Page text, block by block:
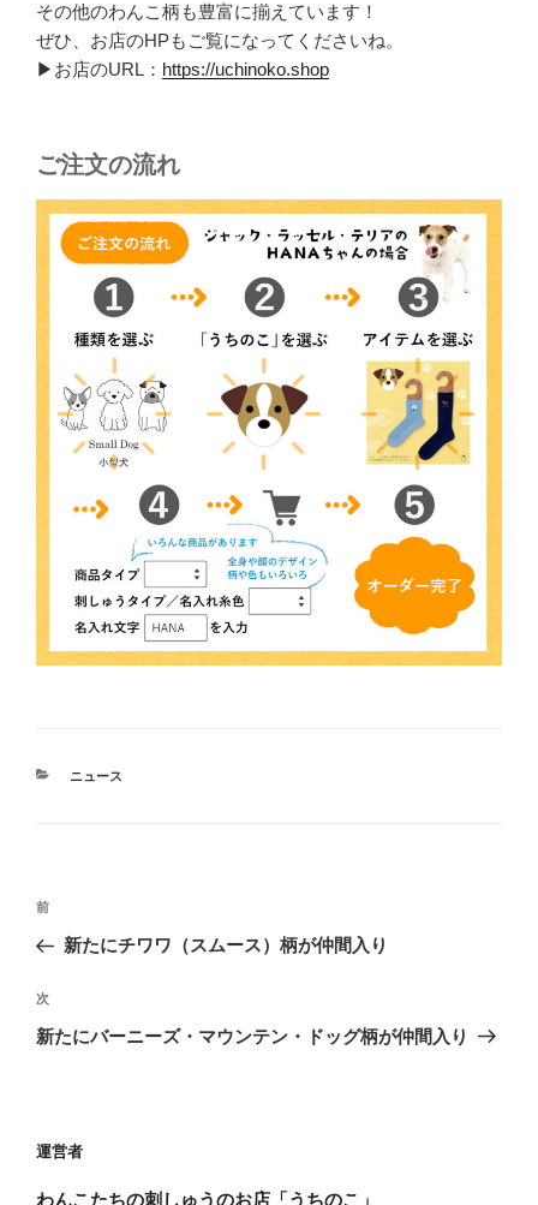
その他のわんこ柄も豊富に揃えています！
ぜひ、お店のHPもご覧になってくださいね。
▶お店のURL： https://uchinoko.shop
ご注文の流れ
カ
ニュース
投
ナ
ビ
ゲ
ン
前
の
稿
前
新たにチワワ（スムース）柄が仲間入り
次
の
次
新たにバーニーズ・マウンテン・ドッグ柄が仲間入り
運営者
わんこたちの刺しゅうのお店「うちのこ」